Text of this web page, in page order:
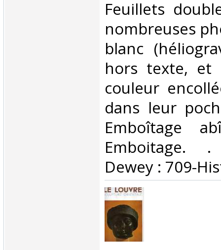
Feuillets
nombreuses
blanc
hors texte, et
couleur
dans leur
Emboîtage
Emboitage. .
Dewey : 709-